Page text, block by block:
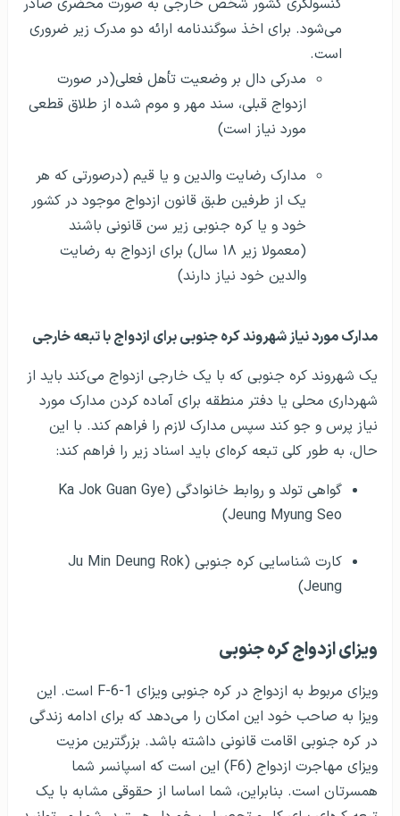
می‌شود. برای اخذ سوگندنامه ارائه دو مدرک زیر ضروری
است.
مدرکی دال بر وضعیت تأهل فعلی(در صورت
ازدواج قبلی، سند مهر و موم شده از طلاق قطعی
مورد نیاز است)
مدارک رضایت والدین و یا قیم (درصورتی که هر
یک از طرفین طبق قانون ازدواج موجود در کشور
خود و یا کره جنوبی زیر سن قانونی باشند
(معمولا زیر ۱۸ سال) برای ازدواج به رضایت
والدین خود نیاز دارند)
مدارک مورد نیاز شهروند کره جنوبی برای ازدواج با تبعه خارجی
یک شهروند کره جنوبی که با یک خارجی ازدواج می‌کند باید از
شهرداری محلی یا دفتر منطقه برای آماده کردن مدارک مورد
نیاز پرس و جو کند سپس مدارک لازم را فراهم کند. با این
حال، به طور کلی تبعه کره‌ای باید اسناد زیر را فراهم کند:
گواهی تولد و روابط خانوادگی (Ka Jok Guan Gye
Jeung Myung Seo)
کارت شناسایی کره جنوبی (Ju Min Deung Rok
Jeung)
ویزای ازدواج کره جنوبی
ویزای مربوط به ازدواج در کره جنوبی ویزای F-6-1 است. این
ویزا به صاحب خود این امکان را می‌دهد که برای ادامه زندگی
در کره جنوبی اقامت قانونی داشته باشد. بزرگترین مزیت
ویزای مهاجرت ازدواج (F6) این است که اسپانسر شما
همسرتان است. بنابراین، شما اساسا از حقوقی مشابه با یک